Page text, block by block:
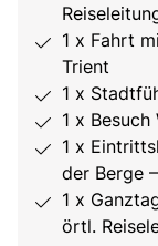
1 x Fahrt
Trient
1 x
1 x
1 x
der Berge
1 x
örtl.